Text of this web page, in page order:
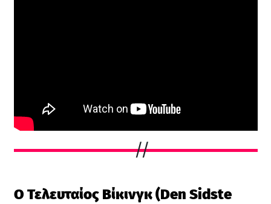
Ο Τελευταίος Βίκινγκ (Den Sidste